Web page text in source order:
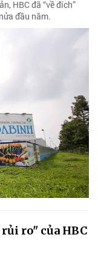
HBC đã “về đích”
đầu năm.
ro" của HBC